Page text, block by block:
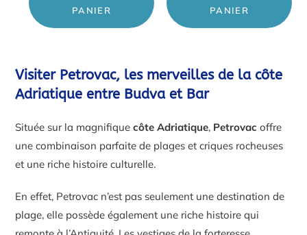
PANIER PANIER
Visiter Petrovac, les merveilles de la côte
Adriatique entre Budva et Bar
Située sur la magnifiquecôte Adriatique, Petrovac offre
une combinaison parfaite de plages et criques rocheuses
et une riche histoire culturelle.
En effet, Petrovac n’est pas seulement une destination de
plage, elle possède également une riche histoire qui